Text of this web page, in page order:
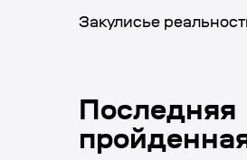
Закулисье
Последняя